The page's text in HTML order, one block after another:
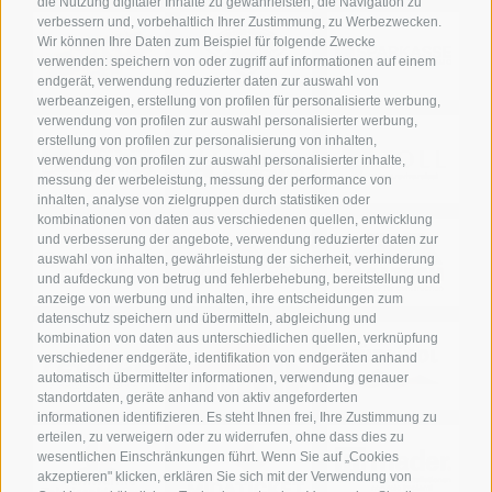
verbessern und, vorbehaltlich Ihrer Zustimmung, zu Werbezwecken.
Wir können Ihre Daten zum Beispiel für folgende Zwecke
verwenden: speichern von oder zugriff auf informationen auf einem
endgerät, verwendung reduzierter daten zur auswahl von
werbeanzeigen, erstellung von profilen für personalisierte werbung,
verwendung von profilen zur auswahl personalisierter werbung,
erstellung von profilen zur personalisierung von inhalten,
verwendung von profilen zur auswahl personalisierter inhalte,
messung der werbeleistung, messung der performance von
inhalten, analyse von zielgruppen durch statistiken oder
kombinationen von daten aus verschiedenen quellen, entwicklung
und verbesserung der angebote, verwendung reduzierter daten zur
auswahl von inhalten, gewährleistung der sicherheit, verhinderung
und aufdeckung von betrug und fehlerbehebung, bereitstellung und
anzeige von werbung und inhalten, ihre entscheidungen zum
datenschutz speichern und übermitteln, abgleichung und
kombination von daten aus unterschiedlichen quellen, verknüpfung
verschiedener endgeräte, identifikation von endgeräten anhand
automatisch übermittelter informationen, verwendung genauer
standortdaten, geräte anhand von aktiv angeforderten
informationen identifizieren. Es steht Ihnen frei, Ihre Zustimmung zu
erteilen, zu verweigern oder zu widerrufen, ohne dass dies zu
wesentlichen Einschränkungen führt. Wenn Sie auf „Cookies
akzeptieren" klicken, erklären Sie sich mit der Verwendung von